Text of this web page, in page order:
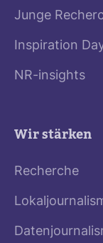
Junge
Inspiration
NR-insights
Wir stärken
Recherche